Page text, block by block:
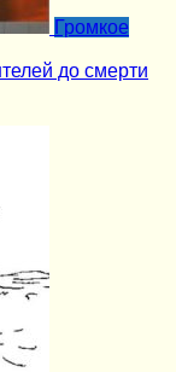
Громкое
до смерти